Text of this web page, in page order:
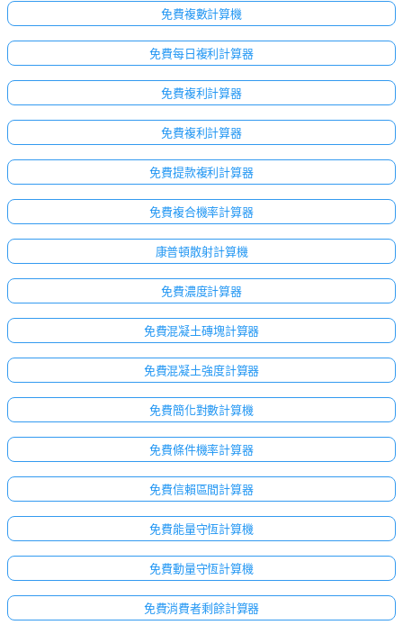
免費複數計算機
免費每日複利計算器
免費複利計算器
免費複利計算器
免費提款複利計算器
免費複合機率計算器
康普頓散射計算機
免費濃度計算器
免費混凝土磚塊計算器
免費混凝土強度計算器
免費簡化對數計算機
免費條件機率計算器
免費信賴區間計算器
免費能量守恆計算機
免費動量守恆計算機
免費消費者剩餘計算器